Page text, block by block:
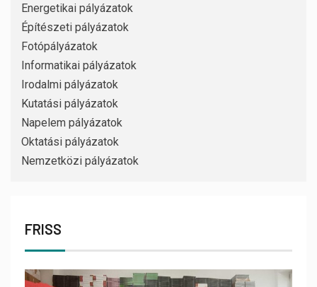
Energetikai pályázatok
Építészeti pályázatok
Fotópályázatok
Informatikai pályázatok
Irodalmi pályázatok
Kutatási pályázatok
Napelem pályázatok
Oktatási pályázatok
Nemzetközi pályázatok
FRISS